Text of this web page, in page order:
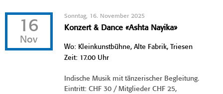
16
Nov
Sonntag, 16. November 2025
Konzert & Dance «Ashta Nayika»
Wo: Kleinkunstbühne, Alte Fabrik, Triesen
Zeit: 17.00 Uhr
Indische Musik mit tänzerischer Begleitung.
Eintritt: CHF 30 / Mitglieder CHF 25,